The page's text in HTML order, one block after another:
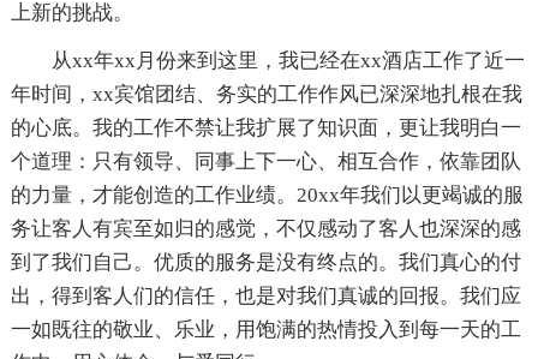
上新的挑战。
从xx年xx月份来到这里，我已经在xx酒店工作了近一
年时间，xx宾馆团结、务实的工作作风已深深地扎根在我
的心底。我的工作不禁让我扩展了知识面，更让我明白一
个道理：只有领导、同事上下一心、相互合作，依靠团队
的力量，才能创造的工作业绩。20xx年我们以更竭诚的服
务让客人有宾至如归的感觉，不仅感动了客人也深深的感
到了我们自己。优质的服务是没有终点的。我们真心的付
出，得到客人们的信任，也是对我们真诚的回报。我们应
一如既往的敬业、乐业，用饱满的热情投入到每一天的工